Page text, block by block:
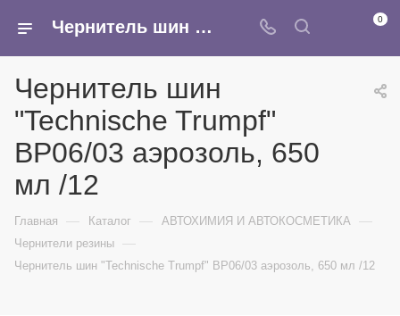
Чернитель шин "Technische Trumpf" BP06/03 аэрозоль, 650 мл /12 - купить в интернет-магазине Армина 0
Чернитель шин
"Technische Trumpf"
BP06/03 аэрозоль, 650
мл /12
Главная — Каталог — АВТОХИМИЯ И АВТОКОСМЕТИКА —
Чернители резины —
Чернитель шин "Technische Trumpf" BP06/03 аэрозоль, 650 мл /12